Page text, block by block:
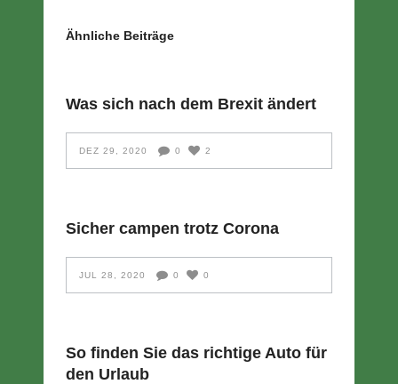
Ähnliche Beiträge
Was sich nach dem Brexit ändert
DEZ 29, 2020 0 2
Sicher campen trotz Corona
JUL 28, 2020 0 0
So finden Sie das richtige Auto für
den Urlaub